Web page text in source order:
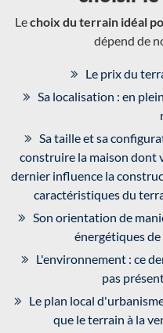
Lechoix du terrain idéal
dépend de
Le prix du
Sa localisation : en
Sa taille et sa
construire la maison dont
dernier influence la
caractéristiques du
Son orientation de
énergétiques
L'environnement : ce
pas
Le plan local
que le terrain à la